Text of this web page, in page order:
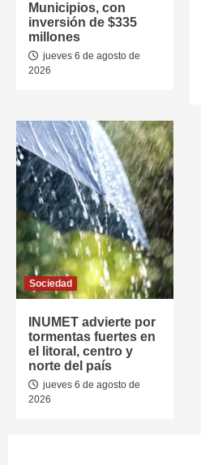
Municipios, con
inversión de $335
millones
jueves 6 de agosto de
2026
Sociedad
INUMET advierte por
tormentas fuertes en
el litoral, centro y
norte del país
jueves 6 de agosto de
2026